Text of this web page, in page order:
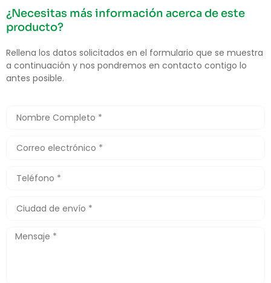
¿Necesitas más información acerca de este
producto?
Rellena los datos solicitados en el formulario que se muestra
a continuación y nos pondremos en contacto contigo lo
antes posible.